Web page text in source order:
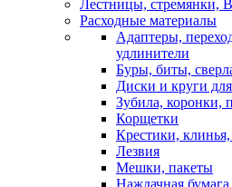
Лестницы, стремянки,
Расходные материалы
Адаптеры,
удлинители
Буры, биты,
Диски и круги
Зубила, коронки,
Корщетки
Крестики,
Лезвия
Мешки, пакеты
Наждачная